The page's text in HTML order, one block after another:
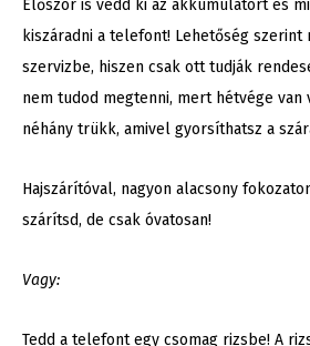
Először is vedd ki az akkumulátort és
kiszáradni a telefont! Lehetőség szerint
szervizbe, hiszen csak ott tudják
nem tudod megtenni, mert hétvége van
néhány trükk, amivel gyorsíthatsz a
Hajszárítóval, nagyon alacsony
szárítsd, de csak óvatosan!
Vagy:
Tedd a telefont egy csomag rizsbe! A